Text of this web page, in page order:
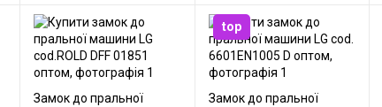
Замок до пральної
Замок до пральної
top